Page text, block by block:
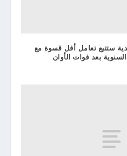
ستتبع تعامل أقل قسوة مع
بعد فوات الأوان